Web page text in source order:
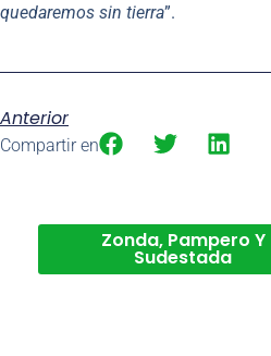
quedaremos sin tierra”.
Anterior
Compartir en
Zonda, Pampero Y
Sudestada